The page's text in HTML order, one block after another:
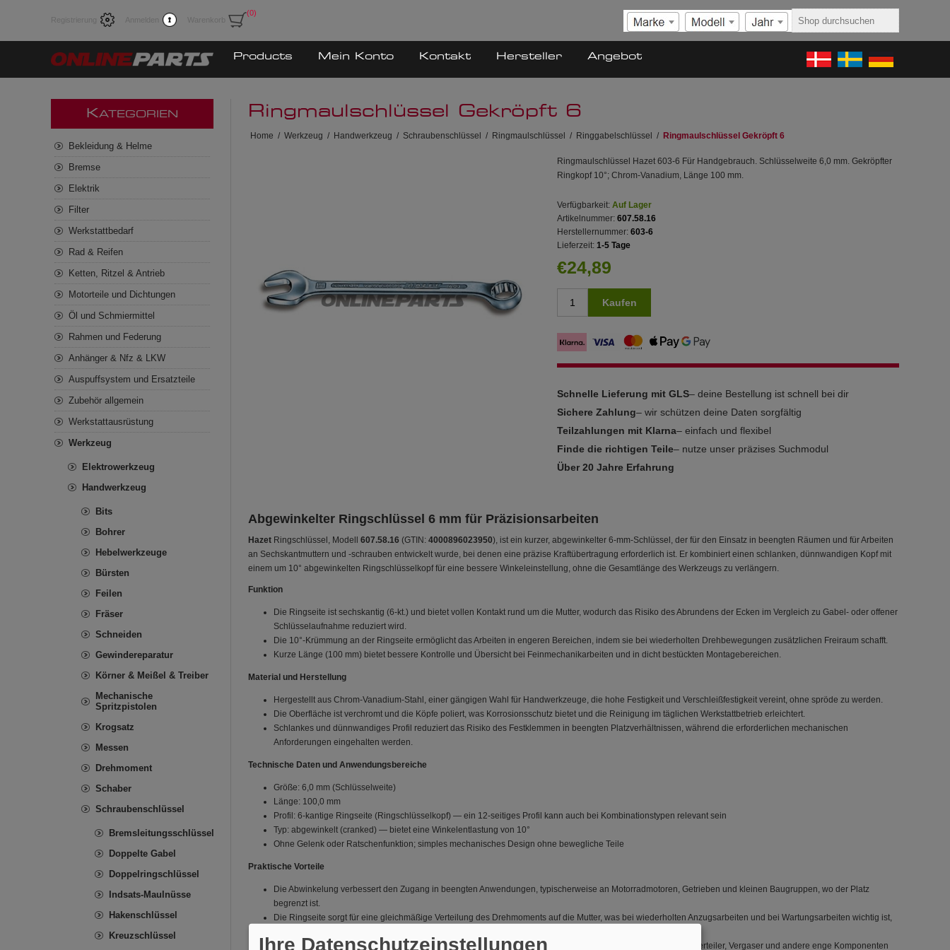
Registrierung Anmelden Warenkorb
(0)
Products Mein Konto Kontakt Hersteller Angebot
Ringmaulschlüssel Gekröpft 6
Home / Werkzeug / Handwerkzeug / Schraubenschlüssel / Ringmaulschlüssel / Ringgabelschlüssel / Ringmaulschlüssel Gekröpft 6
Ringmaulschlüssel Hazet 603-6 Für Handgebrauch. Schlüsselweite 6,0 mm. Gekröpfter
Ringkopf 10°; Chrom-Vanadium, Länge 100 mm.
Verfügbarkeit: Auf Lager
Artikelnummer: 607.58.16
Herstellernummer: 603-6
Lieferzeit: 1-5 Tage
€24,89
Kaufen
Schnelle Lieferung mit GLS– deine Bestellung ist schnell bei dir
Sichere Zahlung– wir schützen deine Daten sorgfältig
Teilzahlungen mit Klarna– einfach und flexibel
Finde die richtigen Teile– nutze unser präzises Suchmodul
Über 20 Jahre Erfahrung
Abgewinkelter Ringschlüssel 6 mm für Präzisionsarbeiten
Hazet Ringschlüssel, Modell 607.58.16 (GTIN: 4000896023950), ist ein kurzer, abgewinkelter 6-mm-Schlüssel, der für den Einsatz in beengten Räumen und für Arbeiten
an Sechskantmuttern und -schrauben entwickelt wurde, bei denen eine präzise Kraftübertragung erforderlich ist. Er kombiniert einen schlanken, dünnwandigen Kopf mit
einem um 10° abgewinkelten Ringschlüsselkopf für eine bessere Winkeleinstellung, ohne die Gesamtlänge des Werkzeugs zu verlängern.
Funktion
Die Ringseite ist sechskantig (6-kt.) und bietet vollen Kontakt rund um die Mutter, wodurch das Risiko des Abrundens der Ecken im Vergleich zu Gabel- oder offener
Schlüsselaufnahme reduziert wird.
Die 10°-Krümmung an der Ringseite ermöglicht das Arbeiten in engeren Bereichen, indem sie bei wiederholten Drehbewegungen zusätzlichen Freiraum schafft.
Kurze Länge (100 mm) bietet bessere Kontrolle und Übersicht bei Feinmechanikarbeiten und in dicht bestückten Montagebereichen.
Material und Herstellung
Hergestellt aus Chrom-Vanadium-Stahl, einer gängigen Wahl für Handwerkzeuge, die hohe Festigkeit und Verschleißfestigkeit vereint, ohne spröde zu werden.
Die Oberfläche ist verchromt und die Köpfe poliert, was Korrosionsschutz bietet und die Reinigung im täglichen Werkstattbetrieb erleichtert.
Schlankes und dünnwandiges Profil reduziert das Risiko des Festklemmen in beengten Platzverhältnissen, während die erforderlichen mechanischen
Anforderungen eingehalten werden.
Technische Daten und Anwendungsbereiche
Größe: 6,0 mm (Schlüsselweite)
Länge: 100,0 mm
Profil: 6-kantige Ringseite (Ringschlüsselkopf) — ein 12-seitiges Profil kann auch bei Kombinationstypen relevant sein
Typ: abgewinkelt (cranked) — bietet eine Winkelentlastung von 10°
Ohne Gelenk oder Ratschenfunktion; simples mechanisches Design ohne bewegliche Teile
Praktische Vorteile
Die Abwinkelung verbessert den Zugang in beengten Anwendungen, typischerweise an Motorradmotoren, Getrieben und kleinen Baugruppen, wo der Platz
begrenzt ist.
Die Ringseite sorgt für eine gleichmäßige Verteilung des Drehmoments auf die Mutter, was bei wiederholten Anzugsarbeiten und bei Wartungsarbeiten wichtig ist,
Kurze Länge und schlankes Profil machen den Schlüssel geeignet für Montagearbeiten in Gehäusen und um Verteiler, Vergaser und andere enge Komponenten
KATEGORIEN
Bekleidung & Helme
Bremse
Elektrik
Filter
Werkstattbedarf
Rad & Reifen
Ketten, Ritzel & Antrieb
Motorteile und Dichtungen
Öl und Schmiermittel
Rahmen und Federung
Anhänger & Nfz & LKW
Auspuffsystem und Ersatzteile
Zubehör allgemein
Werkstattausrüstung
Werkzeug
Elektrowerkzeug
Handwerkzeug
Bits
Bohrer
Hebelwerkzeuge
Bürsten
Feilen
Fräser
Schneiden
Gewindereparatur
Körner & Meißel & Treiber
Mechanische
Spritzpistolen
Krogsatz
Messen
Drehmoment
Schaber
Schraubenschlüssel
Bremsleitungsschlüssel
Doppelte Gabel
Doppelringschlüssel
Indsats-Maulnüsse
Hakenschlüssel
Kreuzschlüssel
Ihre Datenschutzeinstellungen